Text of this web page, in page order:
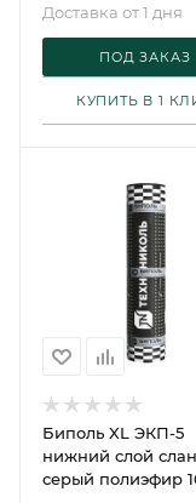
Доставка от 1 дня
ПОД ЗАКАЗ
КУПИТЬ В 1
Биполь XL ЭКП-5
нижний слой
серый полиэфир